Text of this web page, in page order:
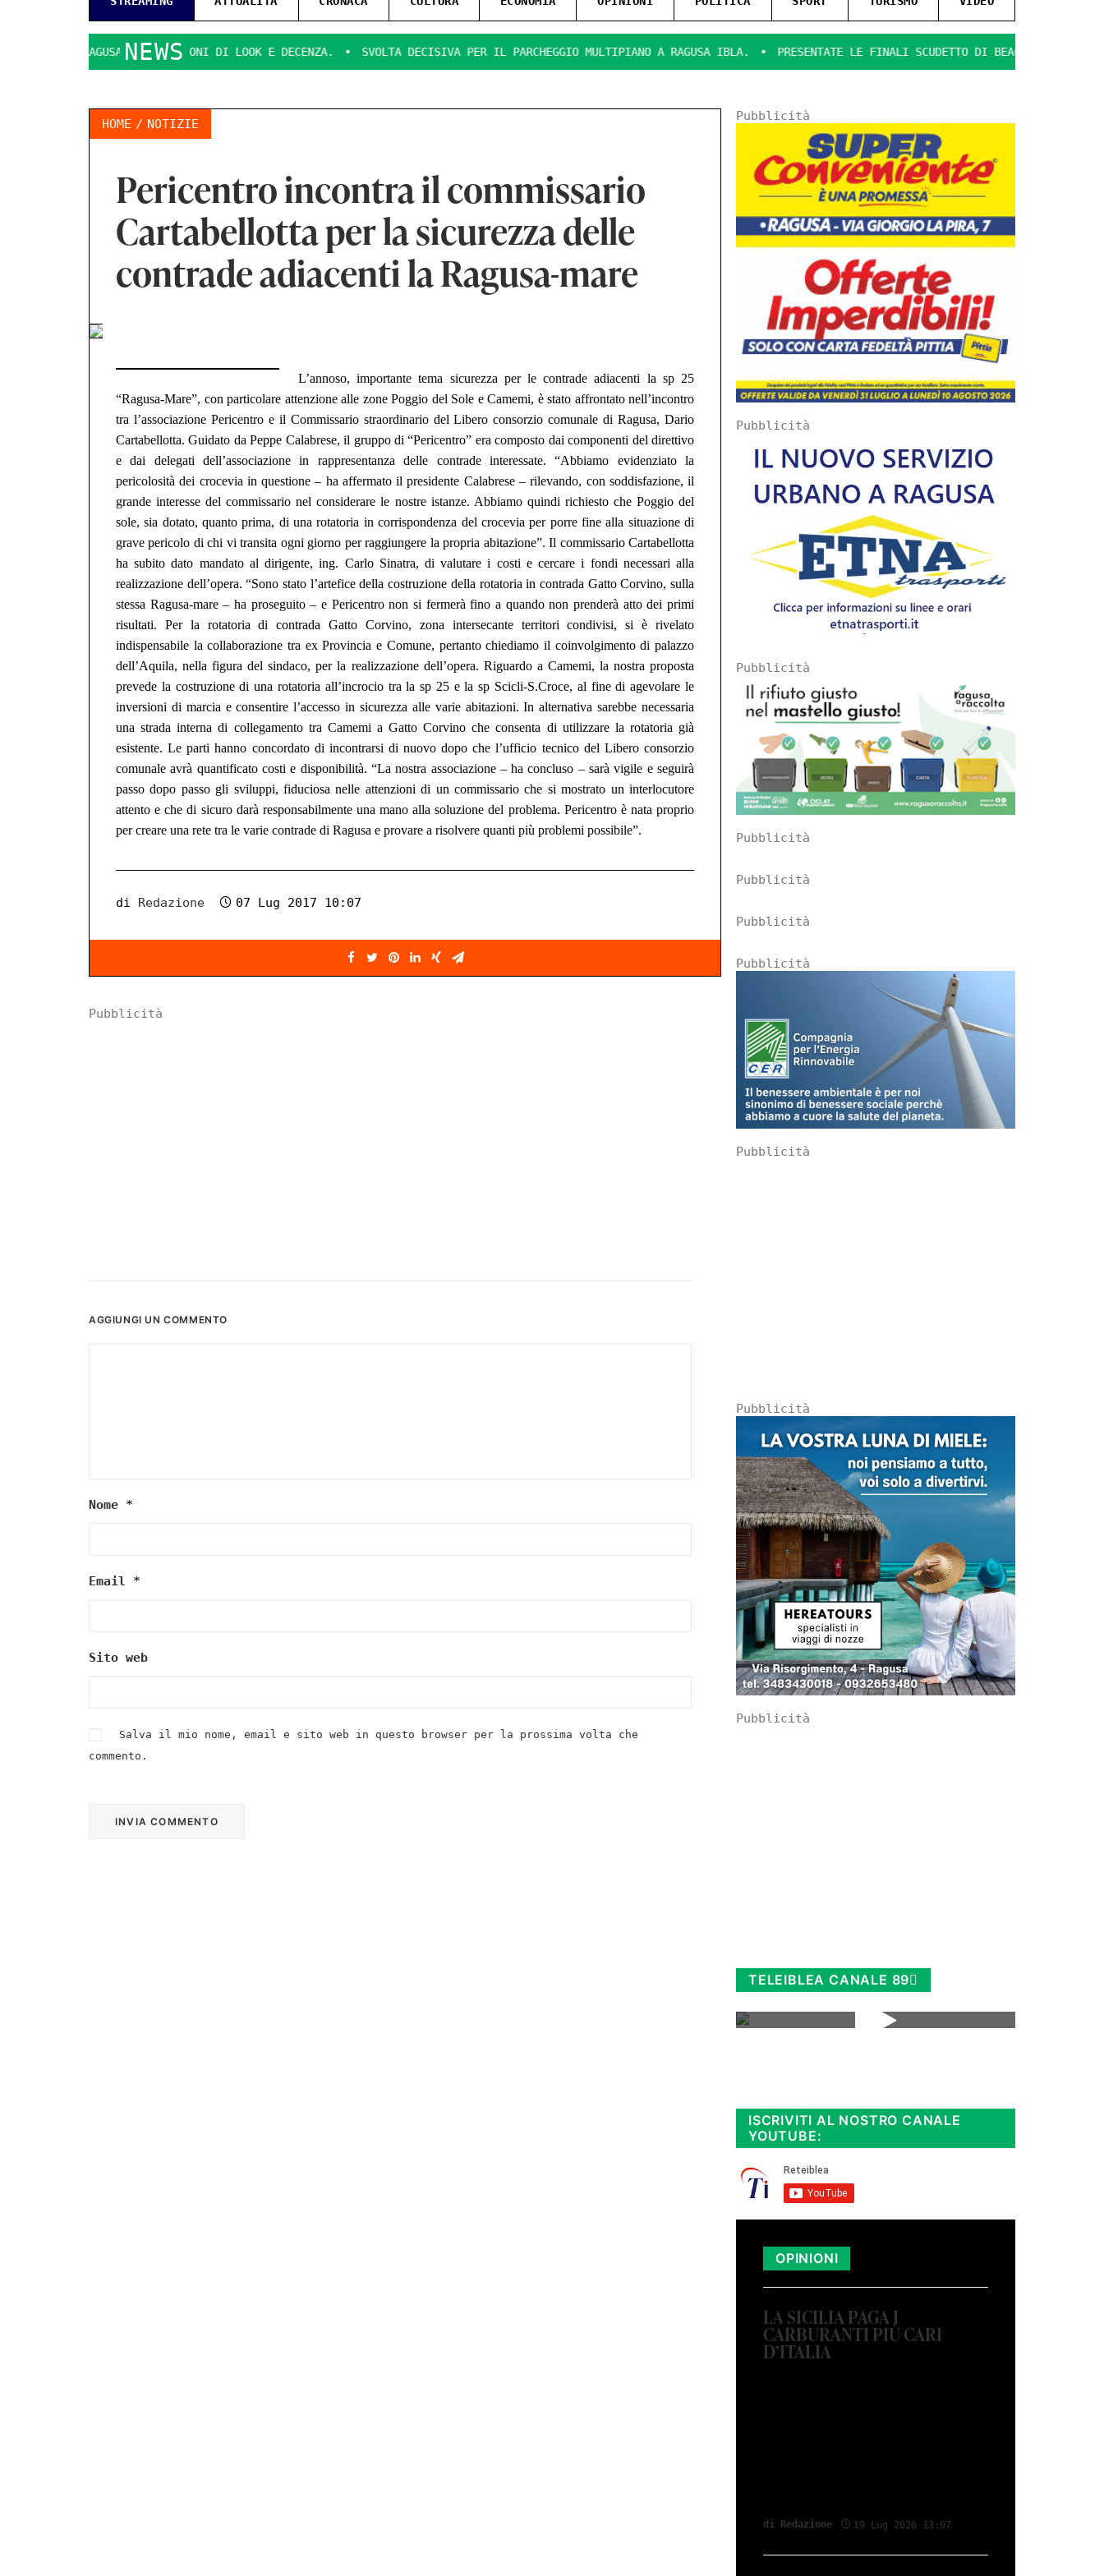
NEWS
QUESTIONI DI LOOK E DECENZA. SVOLTA DECISIVA PER IL PARCHEGGIO MULTIPIANO A RAGUSA IBLA. PRESENTATE LE FINALI SCUDETTO DI BEACH SOCCER
HOME NOTIZIE
Pericentro incontra il commissario
Cartabellotta per la sicurezza delle
contrade adiacenti la Ragusa-mare
L’annoso, importante tema sicurezza per le contrade adiacenti la sp 25
“Ragusa-Mare”, con particolare attenzione alle zone Poggio del Sole e Camemi, è stato affrontato nell’incontro
tra l’associazione Pericentro e il Commissario straordinario del Libero consorzio comunale di Ragusa, Dario
Cartabellotta.Guidato da Peppe Calabrese, il gruppo di “Pericentro” era composto dai componenti del direttivo
edai delegati dell’associazione in rappresentanza delle contrade interessate. “Abbiamo evidenziato la
pericolosità dei crocevia in questione – ha affermatoil presidente Calabrese –rilevando, con soddisfazione,il
grande interesse del commissarionel considerare le nostre istanze. Abbiamo quindi richiesto che Poggio del
sole,sia dotato,quanto prima, di una rotatoria in corrispondenza del croceviaper porre fine alla situazione di
grave pericolo di chi vi transita ogni giorno per raggiungere la propria abitazione”. Il commissario Cartabellotta
hasubitodato mandato al dirigente, ing. Carlo Sinatra, di valutare i costi e cercare i fondi necessari alla
realizzazione dell’opera. “Sono stato l’artefice della costruzione della rotatoria in contrada Gatto Corvino,sulla
stessa Ragusa-mare – ha proseguito –e Pericentro non si fermerà fino a quando non prenderà atto dei primi
risultati. Per la rotatoria di contrada Gatto Corvino, zona intersecante territori condivisi, siè rivelato
indispensabile la collaborazione tra ex Provincia e Comune, pertanto chiediamo il coinvolgimento dipalazzo
dell’Aquila, nella figura del sindaco, perla realizzazione dell’opera. Riguardo a Camemi, la nostraproposta
prevede la costruzione di una rotatoria all’incrocio tra lasp 25 e lasp Scicli-S.Croce, al fine diagevolare le
inversioni di marcia e consentire l’accesso in sicurezza alle varie abitazioni.Inalternativa sarebbe necessaria
una strada internadi collegamento tra Camemi a Gatto Corvinoche consenta di utilizzare la rotatoria già
esistente. Le parti hanno concordato di incontrarsi di nuovo dopo che l’ufficio tecnico del Libero consorzio
comunaleavrà quantificato costi e disponibilità. “La nostra associazione – haconcluso – sarà vigile e seguirà
passo dopo passo gli sviluppi, fiduciosa nelle attenzioni di un commissarioche simostrato uninterlocutore
attento e che di sicuro darà responsabilmente una mano alla soluzione del problema. Pericentro è nata proprio
per creare una rete tra le varie contrade di Ragusa e provare a risolvere quanti più problemi possibile”.
di Redazione 07 Lug 2017 10:07
Pubblicità
AGGIUNGI UN COMMENTO
Nome *
Email *
Sito web
Salva il mio nome, email e sito web in questo browser per la prossima volta che
commento.
Pubblicità
Pubblicità
Pubblicità
Pubblicità
Pubblicità
Pubblicità
Pubblicità
Pubblicità
Pubblicità
Pubblicità
TELEIBLEA CANALE 89
ISCRIVITI AL NOSTRO CANALE
YOUTUBE:
OPINIONI
LA SICILIA PAGA I
CARBURANTI PIÙ CARI
D’ITALIA
di Redazione 19 Lug 2026 13:07